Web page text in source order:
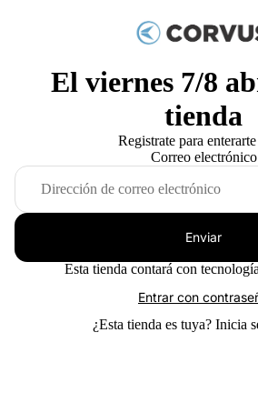
El viernes 7/8
tienda
Registrate para
Correo electrónico
Enviar
Esta tienda contará con
Entrar con
¿Esta tienda es tuya? Inicia